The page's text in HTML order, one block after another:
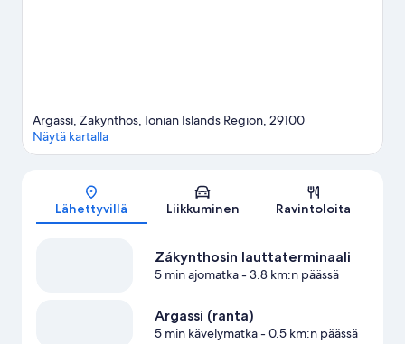
Kartta
Argassi, Zakynthos, Ionian Islands Region, 29100
Näytä kartalla
Lähettyvillä Liikkuminen Ravintoloita
Zákynthosin lauttaterminaali
5 min ajomatka- 3.8 km:n päässä
Argassi (ranta)
5 min kävelymatka- 0.5 km:n päässä